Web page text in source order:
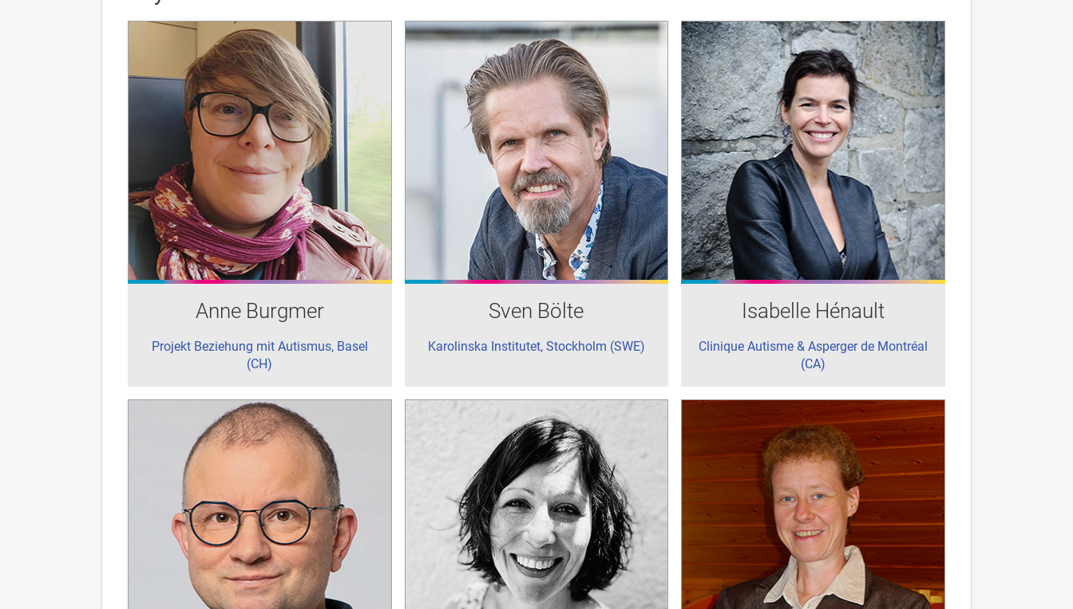
Anne Burgmer
Projekt Beziehung mit Autismus, Basel
(CH)
Sven Bölte
Karolinska Institutet, Stockholm (SWE)
Isabelle Hénault
Clinique Autisme & Asperger de Montréal
(CA)